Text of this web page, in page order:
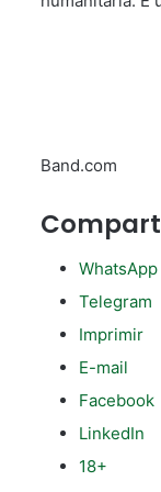
Band.com
WhatsApp
Telegram
Imprimir
E-mail
Facebook
LinkedIn
18+